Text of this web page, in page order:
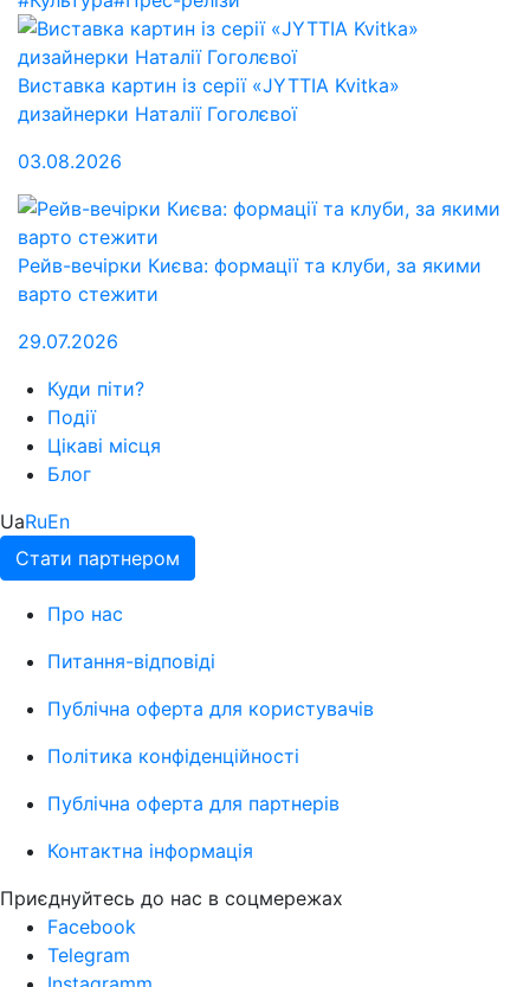
Виставка картин із серії «JYTTIA Kvitka»
дизайнерки Наталії Гоголєвої
03.08.2026
Рейв-вечірки Києва: формації та клуби, за якими
варто стежити
29.07.2026
Куди піти?
Події
Цікаві місця
Блог
UaRuEn
Стати партнером
Про нас
Питання-відповіді
Публічна оферта для користувачів
Політика конфіденційності
Публічна оферта для партнерів
Контактна інформація
Приєднуйтесь до нас в соцмережах
Facebook
Telegram